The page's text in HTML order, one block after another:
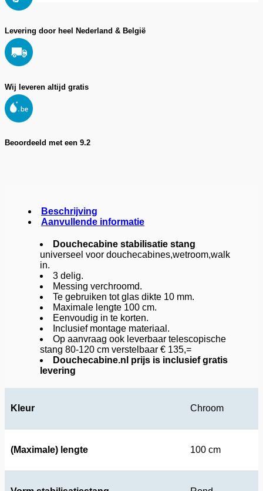
Levering door heel Nederland & België
Wij leveren altijd gratis
Beoordeeld met een 9.2
Beschrijving
Aanvullende informatie
Douchecabine stabilisatie stang
universeel voor douchecabines,wetroom,walk
in.
3 delig.
Messing verchroomd.
Te gebruiken tot glas dikte 10 mm.
Maximale lengte 100 cm.
Eenvoudig in te korten.
Inclusief montage materiaal.
Op aanvraag ook leverbaar telescopische
stang 80-120 cm verstelbaar € 135,=
Douchecabine.nl prijs is inclusief gratis
levering
Kleur Chroom
(Maximale) lengte 100 cm